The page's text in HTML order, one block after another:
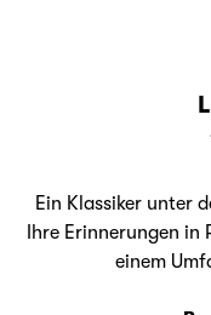
Ein Klassiker unter
Ihre Erinnerungen
einem